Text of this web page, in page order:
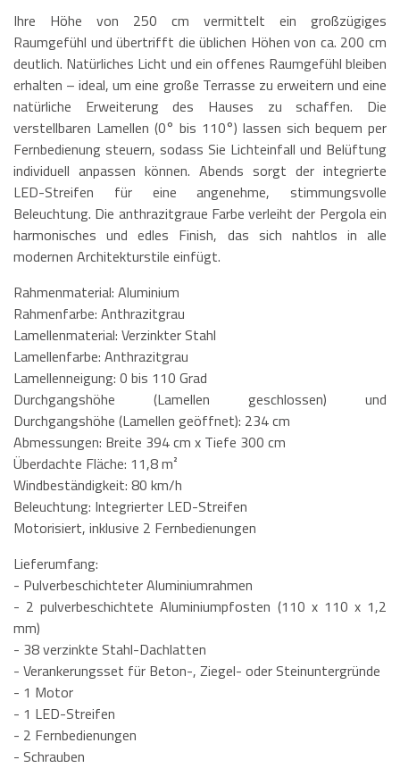
Ihre Höhe von 250 cm vermittelt ein großzügiges
Raumgefühl und übertrifft die üblichen Höhen von ca. 200 cm
deutlich. Natürliches Licht und ein offenes Raumgefühl bleiben
erhalten – ideal, um eine große Terrasse zu erweitern und eine
natürliche Erweiterung des Hauses zu schaffen. Die
verstellbaren Lamellen (0° bis 110°) lassen sich bequem per
Fernbedienung steuern, sodass Sie Lichteinfall und Belüftung
individuell anpassen können. Abends sorgt der integrierte
LED-Streifen für eine angenehme, stimmungsvolle
Beleuchtung. Die anthrazitgraue Farbe verleiht der Pergola ein
harmonisches und edles Finish, das sich nahtlos in alle
modernen Architekturstile einfügt.
Rahmenmaterial: Aluminium
Rahmenfarbe: Anthrazitgrau
Lamellenmaterial: Verzinkter Stahl
Lamellenfarbe: Anthrazitgrau
Lamellenneigung: 0 bis 110 Grad
Durchgangshöhe (Lamellen geschlossen) und
Durchgangshöhe (Lamellen geöffnet): 234 cm
Abmessungen: Breite 394 cm x Tiefe 300 cm
Überdachte Fläche: 11,8 m²
Windbeständigkeit: 80 km/h
Beleuchtung: Integrierter LED-Streifen
Motorisiert, inklusive 2 Fernbedienungen
Lieferumfang:
- Pulverbeschichteter Aluminiumrahmen
- 2 pulverbeschichtete Aluminiumpfosten (110 x 110 x 1,2
mm)
- 38 verzinkte Stahl-Dachlatten
- Verankerungsset für Beton-, Ziegel- oder Steinuntergründe
- 1 Motor
- 1 LED-Streifen
- 2 Fernbedienungen
- Schrauben